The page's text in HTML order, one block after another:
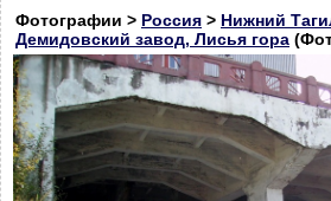
Фотографии > Россия > Нижний
Демидовский завод, Лисья гора